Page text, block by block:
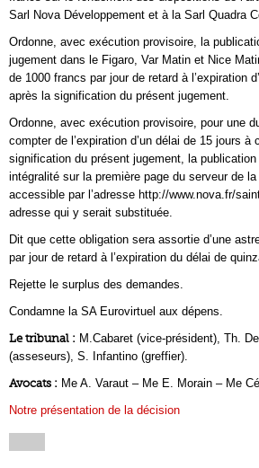
Sarl Nova Développement et à la Sarl Quadra
Ordonne, avec exécution provisoire, la
jugement dans le Figaro, Var Matin et Nice
de 1000 francs par jour de retard à l’expiration
après la signification du présent jugement.
Ordonne, avec exécution provisoire, pour une
compter de l’expiration d’un délai de 15 jours à
signification du présent jugement, la
intégralité sur la première page du serveur de
accessible par l’adresse http://www.nova.fr/
adresse qui y serait substituée.
Dit que cette obligation sera assortie d’une
par jour de retard à l’expiration du délai de
Rejette le surplus des demandes.
Condamne la SA Eurovirtuel aux dépens.
Le tribunal : M.Cabaret (vice-président), Th.
(asseseurs), S. Infantino (greffier).
Avocats : Me A. Varaut – Me E. Morain – Me
Notre présentation de la décision